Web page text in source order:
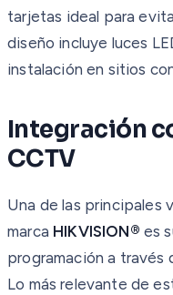
tarjetas ideal para
diseño incluye luces
instalación en sitios
Integración
CCTV
Una de las principales
marca HIKVISION® es
programación a
Lo más relevante de